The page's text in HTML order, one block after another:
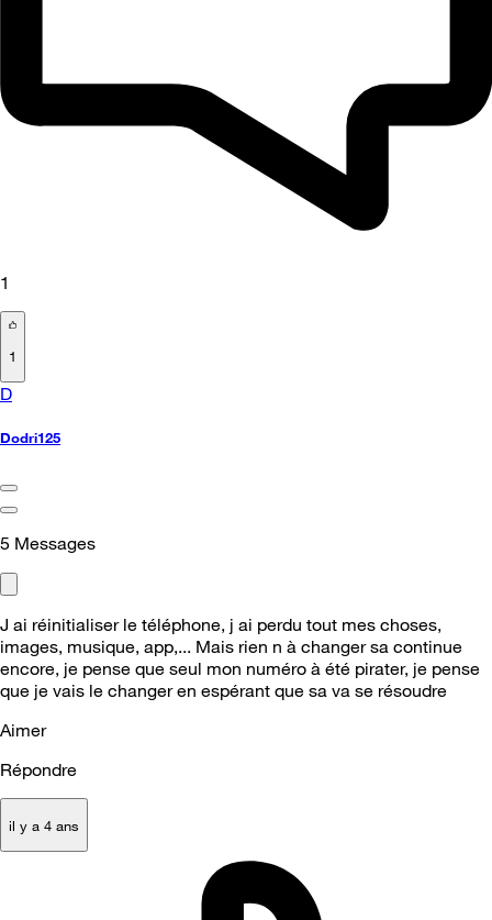
1
1
D
Dodri125
5 Messages
J ai réinitialiser le téléphone, j ai perdu tout mes choses,
images, musique, app,... Mais rien n à changer sa continue
encore, je pense que seul mon numéro à été pirater, je pense
que je vais le changer en espérant que sa va se résoudre
Aimer
Répondre
il y a 4 ans